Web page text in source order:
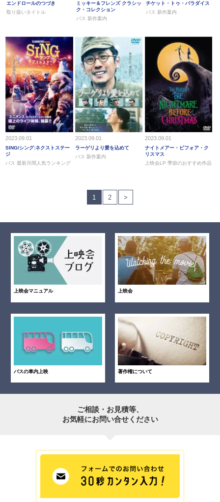
エンドロールのつづき
取り扱いタイトル
ミッキー＆フレンズ クラシッ
ク・コレクション
バス 新作案内
チケット・トゥ・パラダイス
バス 新作案内
2023.09.01
SING/シング:ネクストステー
ジ
バス 最新月間人気ランキング
2023.09.01
ラーゲリより愛を込めて
バス 新作案内
2023.09.01
ナイトメアー・ビフォア・ク
リスマス
上映会LP 季節のおすすめ作品
1 2 >
上映会マニュアル 上映会
バスの車内上映 著作権について
ご相談・お見積等、
お気軽にお問い合せください